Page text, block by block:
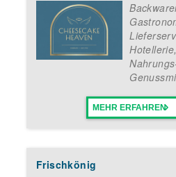
Hotellerie,
MEHR ERFAHREN
Frischkönig